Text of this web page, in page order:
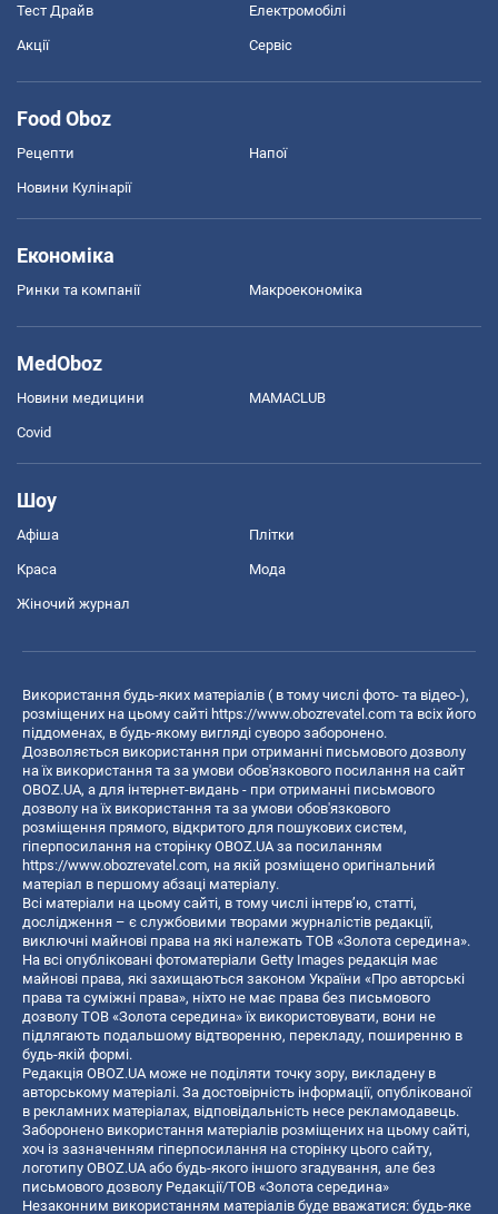
Тест Драйв Електромобілі
Акції Сервіс
Food Oboz
Рецепти Напої
Новини Кулінарії
Економіка
Ринки та компанії Макроекономіка
MedOboz
Новини медицини MAMACLUB
Covid
Шоу
Афіша Плітки
Краса Мода
Жіночий журнал
Використання будь-яких матеріалів ( в тому числі фото- та відео-),
розміщених на цьому сайті https://www.obozrevatel.com та всіх його
піддоменах, в будь-якому вигляді суворо заборонено.
Дозволяється використання при отриманні письмового дозволу
на їх використання та за умови обов'язкового посилання на сайт
OBOZ.UA, а для інтернет-видань - при отриманні письмового
дозволу на їх використання та за умови обов'язкового
розміщення прямого, відкритого для пошукових систем,
гіперпосилання на сторінку OBOZ.UA за посиланням
https://www.obozrevatel.com, на якій розміщено оригінальний
матеріал в першому абзаці матеріалу.
Всі матеріали на цьому сайті, в тому числі інтерв’ю, статті,
дослідження – є службовими творами журналістів редакції,
виключні майнові права на які належать ТОВ «Золота середина».
На всі опубліковані фотоматеріали Getty Images редакція має
майнові права, які захищаються законом України «Про авторські
права та суміжні права», ніхто не має права без письмового
дозволу ТОВ «Золота середина» їх використовувати, вони не
підлягають подальшому відтворенню, перекладу, поширенню в
будь-якій формі.
Редакція OBOZ.UA може не поділяти точку зору, викладену в
авторському матеріалі. За достовірність інформації, опублікованої
в рекламних матеріалах, відповідальність несе рекламодавець.
Заборонено використання матеріалів розміщених на цьому сайті,
хоч із зазначенням гіперпосилання на сторінку цього сайту,
логотипу OBOZ.UA або будь-якого іншого згадування, але без
письмового дозволу Редакції/ТОВ «Золота середина»
Незаконним використанням матеріалів буде вважатися: будь-яке